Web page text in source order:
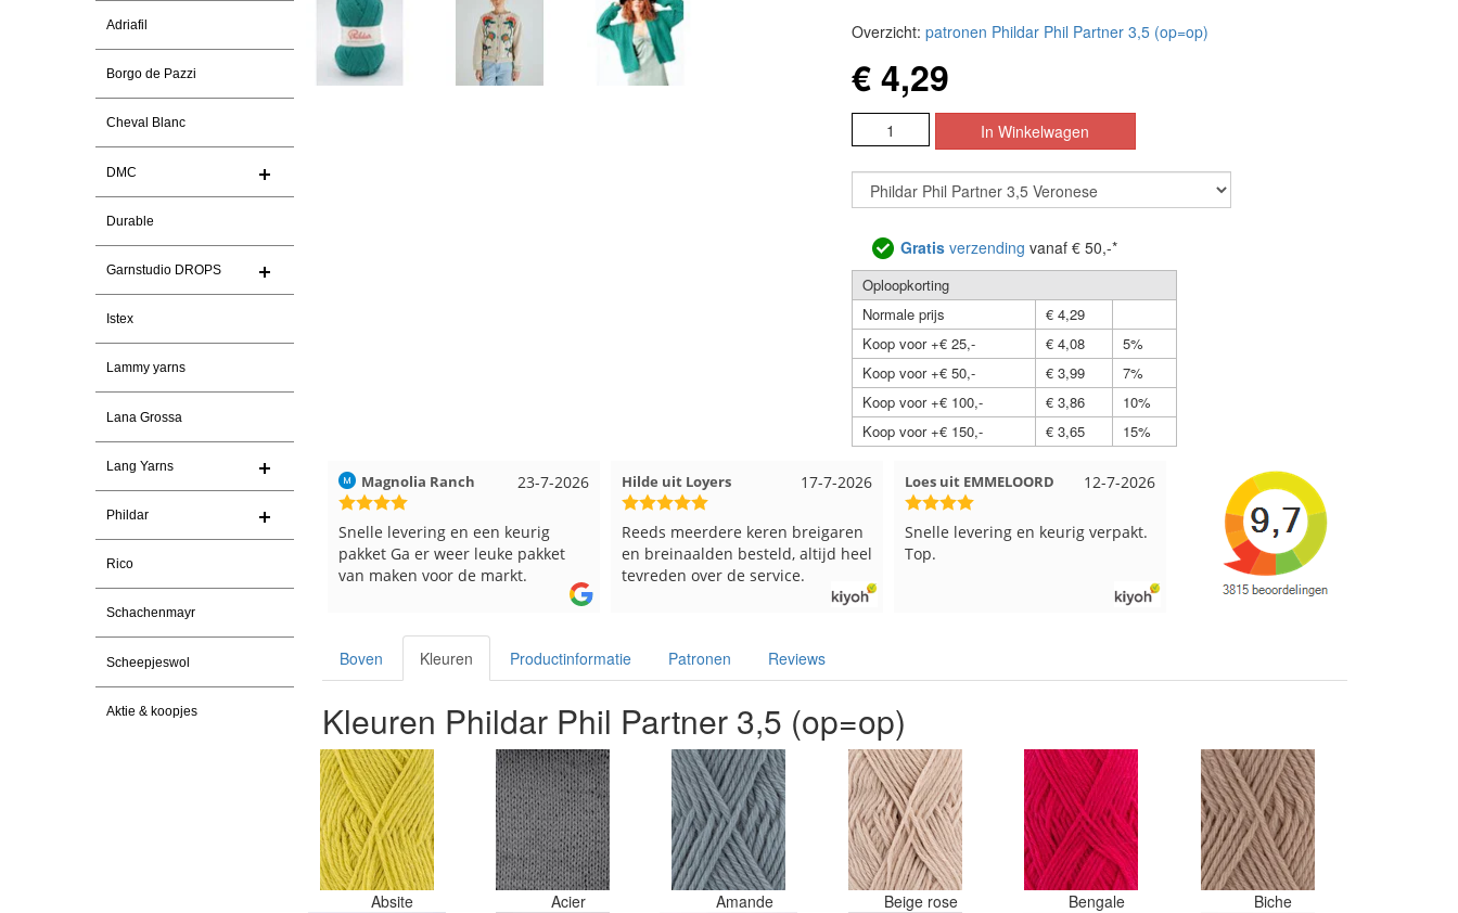
Adriafil
Borgo de Pazzi
Cheval Blanc
DMC
Durable
Garnstudio DROPS
Istex
Lammy yarns
Lana Grossa
Lang Yarns
Phildar
Rico
Schachenmayr
Scheepjeswol
Aktie & koopjes
Overzicht: patronen Phildar Phil Partner 3,5 (op=op)
€ 4,29
Gratisverzending vanaf € 50,-*
Oploopkorting
Normale prijs
€ 4,29
Koop voor +€ 25,-
€ 4,08
5%
Koop voor +€ 50,-
€ 3,99
7%
Koop voor +€ 100,-
€ 3,86
10%
Koop voor +€ 150,-
€ 3,65 15%
van maken voor de markt.
17-7-2026
Hilde uit Loyers
Reeds meerdere keren breigaren
en breinaalden besteld, altijd heel
tevreden over de service.
12-7-2026
Loes uit EMMELOORD
Snelle levering en keurig verpakt.
Top.
12-7-2026
Nell uit Beuningen
Goed verpakt en snelgeleverd
Wendy uit Amsterdam
Ruime keus aan viltwol, mooie
kleuren en goede kwaliteit. Snel
verzonden. Enigste wat ik een
beetje jammer vind is dat alles los
los in een doos gestopt. Geen
uitzoeken welke kleurcode bij
welke bol hoort. Had ook 3x 50
gram zwart besteld maar door de
andere bollen zitten er nu
verschillende kleuren vezels in
het zwart. Dat vind ik erg jammer.
Als ik nu wil nabestellen moet ik
maar hopen dat ik de juiste
Boven Kleuren Productinformatie Patronen Reviews
Kleuren Phildar Phil Partner 3,5 (op=op)
Absite Acier Amande Beige rose Bengale Biche